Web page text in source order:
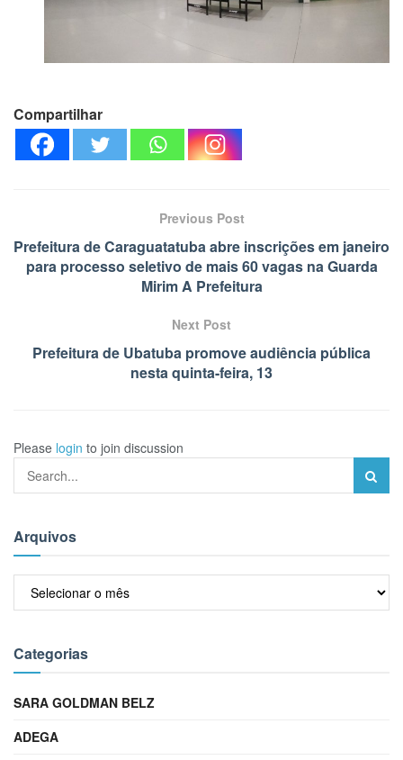
Compartilhar
Previous Post
Prefeitura de Caraguatatuba abre inscrições em janeiro
para processo seletivo de mais 60 vagas na Guarda
Mirim A Prefeitura
Next Post
Prefeitura de Ubatuba promove audiência pública
nesta quinta-feira, 13
Please login to join discussion
Arquivos
Categorias
SARA GOLDMAN BELZ
ADEGA